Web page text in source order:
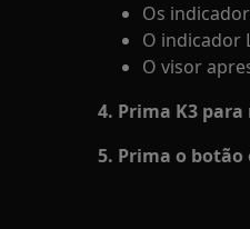
Os
O indicador
O visor
4. Prima K3
5. Prima o